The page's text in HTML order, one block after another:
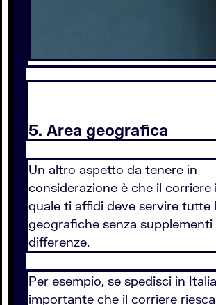
5. Area geografica
Un altro aspetto da tenere in
considerazione è che il corriere
quale ti affidi deve servire tutte
geografiche senza supplementi
differenze.
Per esempio, se spedisci in
importante che il corriere